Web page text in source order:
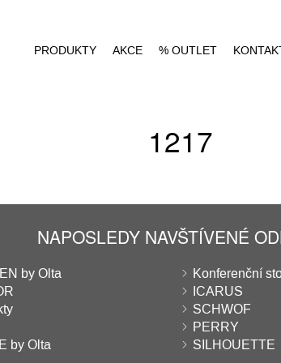
PRODUKTY AKCE % OUTLET
1217
NAPOSLEDY NAVŠTÍVENÉ
by Olta Konferenční
ICARUS
SCHWOF
PERRY
by Olta SILHOUETTE